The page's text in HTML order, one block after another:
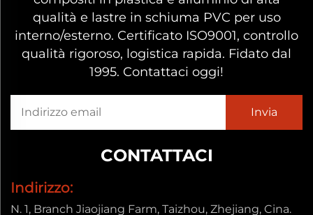
qualità e lastre in schiuma PVC per uso
interno/esterno. Certificato ISO9001, controllo
qualità rigoroso, logistica rapida. Fidato dal
1995. Contattaci oggi!
CONTATTACI
Indirizzo:
N. 1, Branch Jiaojiang Farm, Taizhou, Zhejiang, Cina.